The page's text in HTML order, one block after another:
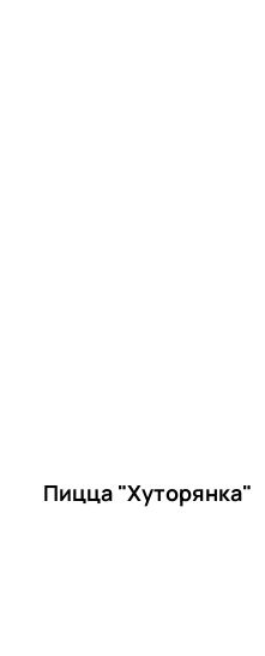
Пицца "Хуторянка"